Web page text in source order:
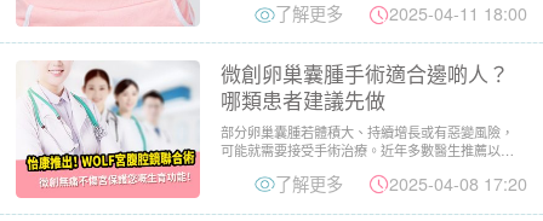
了解更多 2025-04-11 18:00
微創卵巢囊腫手術適合邊啲人？
哪類患者建議先做
部分卵巢囊腫若體積大、持續增長或有惡變風險，
可能就需要接受手術治療。近年多數醫生推薦以微
了解更多 2025-04-08 17:20